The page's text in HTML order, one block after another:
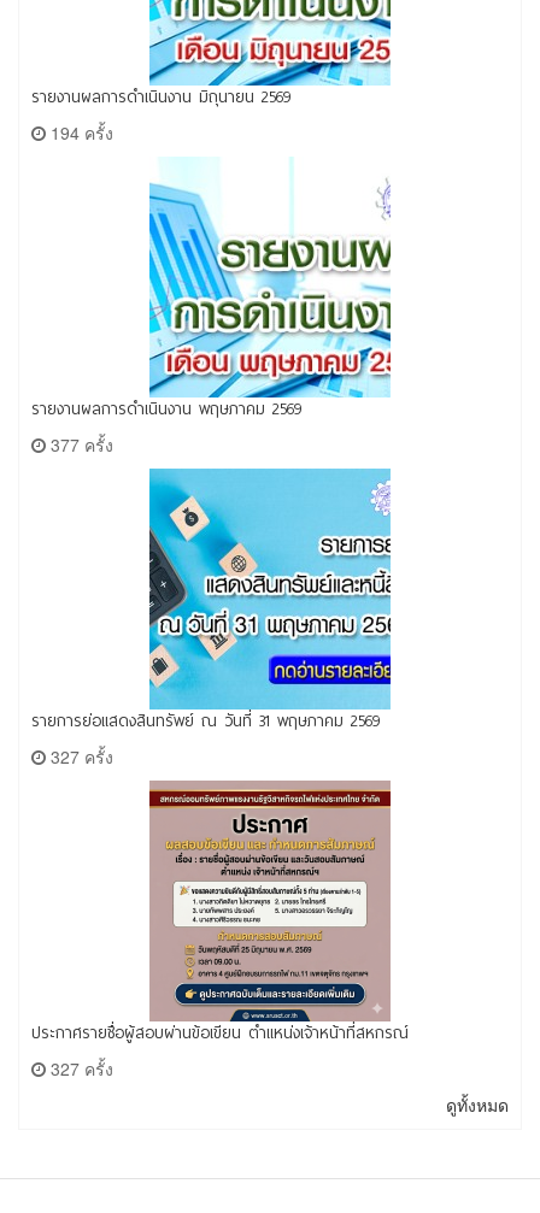
รายงานผลการดำเนินงาน มิถุนายน 2569
194 ครั้ง
รายงานผลการดำเนินงาน พฤษภาคม 2569
377 ครั้ง
รายการย่อแสดงสินทรัพย์ ณ วันที่ 31 พฤษภาคม 2569
327 ครั้ง
ประกาศรายชื่อผู้สอบผ่านข้อเขียน ตำแหน่งเจ้าหน้าที่สหกรณ์
327 ครั้ง
ดูทั้งหมด